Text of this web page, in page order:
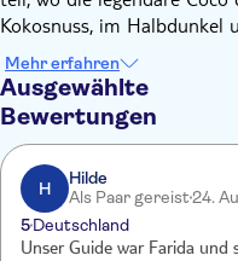
Kokosnuss, im Halbdunkel
Palmendach wächst. Sie
über diesen
Tourguide Ihnen erklärt,
um den ursprünglichen
Nächstes steht ein
Restaurant auf dem
an einem der schönsten
schwimmen und im
Mehr erfahren
Ausgewählte
Bewertungen
H
Hilde
Als Paar gereist24.
5Deutschland
Unser Guide war Farida